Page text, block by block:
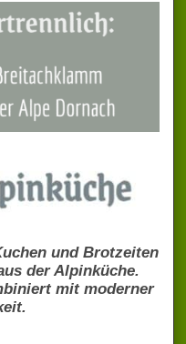
und Brotzeiten
der Alpinküche.
mit moderner